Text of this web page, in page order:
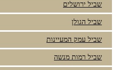
שביל ירושלים
שביל הגולן
שביל עמק המעיינות
שביל רמות מנשה